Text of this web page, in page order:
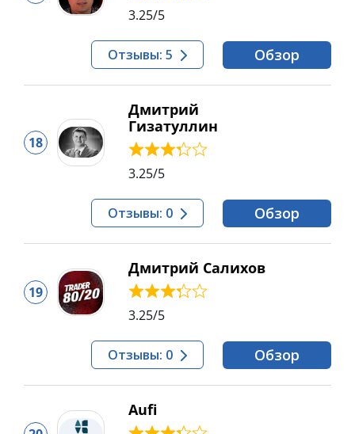
3.25/5
Отзывы: 5 Обзор
18
Дмитрий
Гизатуллин
3.25/5
Отзывы: 0 Обзор
19
Дмитрий Салихов
3.25/5
Отзывы: 0 Обзор
Aufi